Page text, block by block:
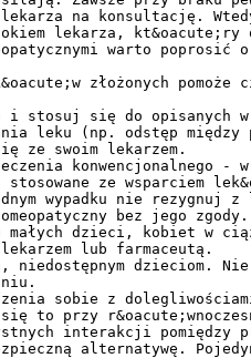
na konsultację.
lekarza, kt&oacute;ry
warto poprosić
złożonych pomoże
i stosuj się do opisanych
leku (np. odstęp między
ze swoim lekarzem.
konwencjonalnego -
ze wsparciem
wypadku nie rezygnuj z
bez jego zgody.
małych dzieci, kobiet w
lub farmaceutą.
niedostępnym dzieciom.
sobie z
to przy
interakcji pomiędzy
alternatywę.